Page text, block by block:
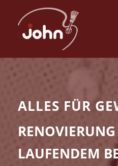
ALLES FÜR
LAUFENDEM